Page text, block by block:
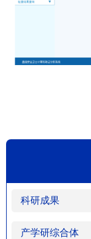
科研成果
产学研综合体